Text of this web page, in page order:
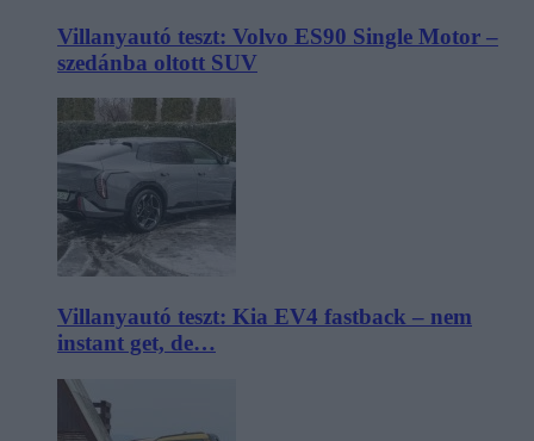
Villanyautó teszt: Volvo ES90 Single Motor –
szedánba oltott SUV
Villanyautó teszt: Kia EV4 fastback – nem
instant get, de…